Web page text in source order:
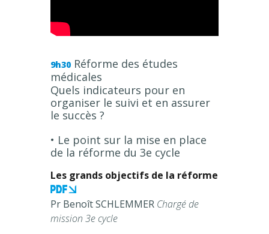
9h30 Réforme des études
médicales
Quels indicateurs pour en
organiser le suivi et en assurer
le succès ?
• Le point sur la mise en place
de la réforme du 3e cycle
Les grands objectifs de la réforme
Pr Benoît SCHLEMMER Chargé de
mission 3e cycle